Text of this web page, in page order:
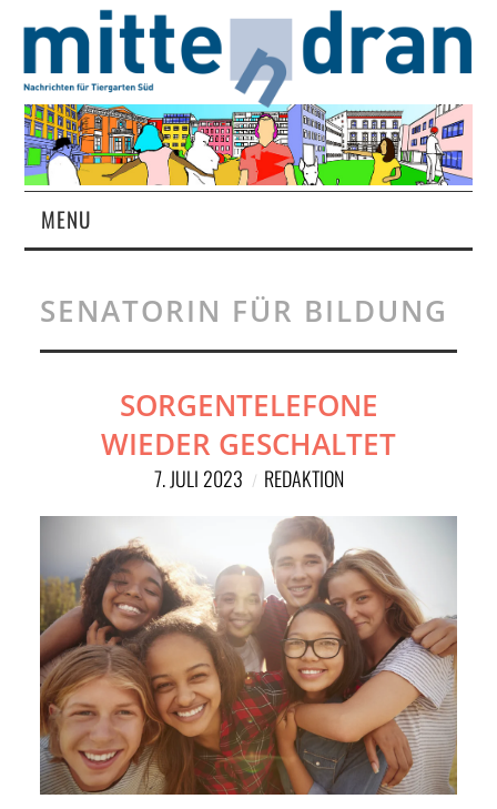
MENU
MAGAZIN
ÜBER UNS
RUBRIKEN
SPONSORING
KONTAKT
SENATORIN FÜR BILDUNG
SORGENTELEFONE
WIEDER GESCHALTET
7. JULI 2023 REDAKTION